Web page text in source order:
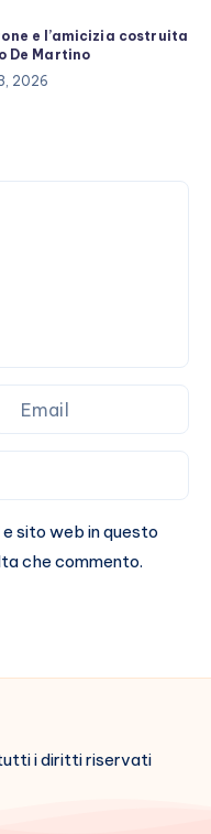
e l’amicizia costruita
De Martino
2026
e sito web in questo
che commento.
i diritti riservati